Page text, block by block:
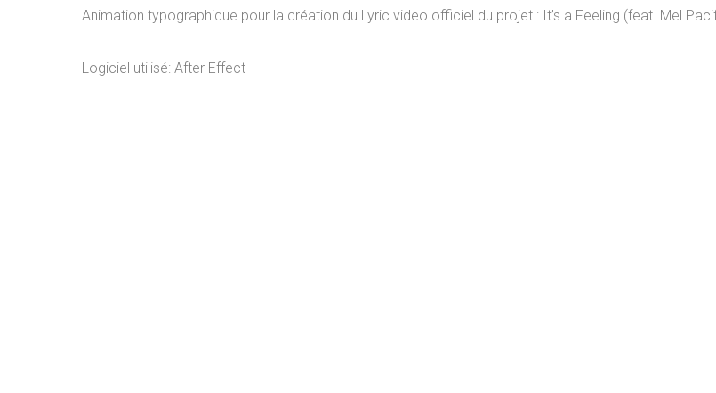
Animation typographique pour la création du Lyric video officiel du projet : It’s a Feeling (feat. Mel
Logiciel utilisé: After Effect